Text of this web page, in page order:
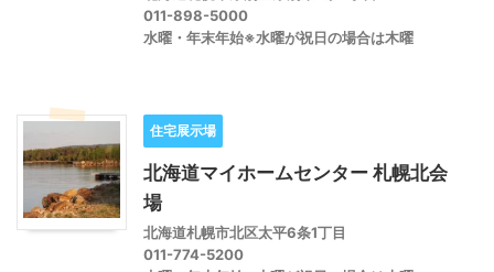
011-898-5000
水曜・年末年始※水曜が祝日の場合は木曜
住宅展示場
北海道マイホームセンター 札幌北会
場
北海道札幌市北区太平6条1丁目
011-774-5200